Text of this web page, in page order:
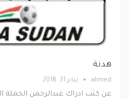
هدنة
ahmed يناير 31, 2018
عن كثب ادراك عبدالرحمن الحملة